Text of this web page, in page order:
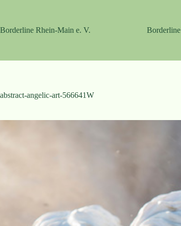
Borderline Rhein-Main e. V.
Borderline
abstract-angelic-art-566641W